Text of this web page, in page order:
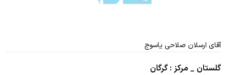
آقای ارسلان صلاحی یاسوج
گلستان _ مرکز : گرگان